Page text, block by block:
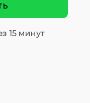
15 минут